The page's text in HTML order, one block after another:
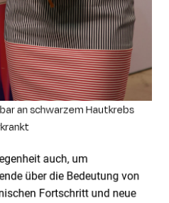
an schwarzem Hautkrebs
auch, um
über die Bedeutung von
Fortschritt und neue